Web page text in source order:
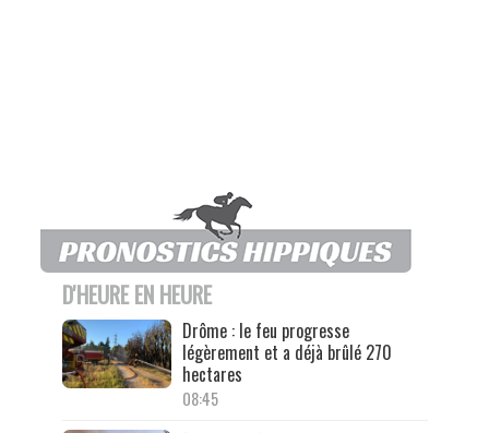
D'HEURE EN HEURE
Drôme : le feu progresse
légèrement et a déjà brûlé 270
hectares
08:45